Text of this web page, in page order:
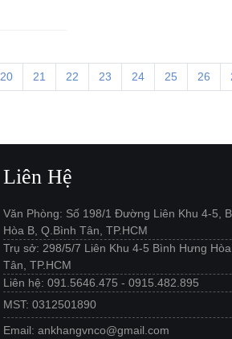
20 21 22 23 24 25 26
Liên Hệ
Văn Phòng: Số 198/1 Đường Liên Khu 4-5,
Hòa B, Q.Bình Tân, TP.HCM
Trụ sở: 298/5/7 Liên Khu 4-5 Bình Hưng
Tân, TP.HCM
Liên hệ: 091.5646.475 - 0915.482.895
MST: 0312501890
Email: ankhangvnco@gmail.com